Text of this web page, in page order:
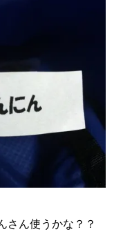
さん使うかな？？